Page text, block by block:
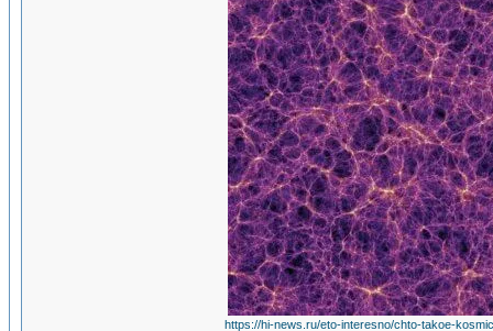
https://hi-news.ru/eto-interesno/chto-takoe-